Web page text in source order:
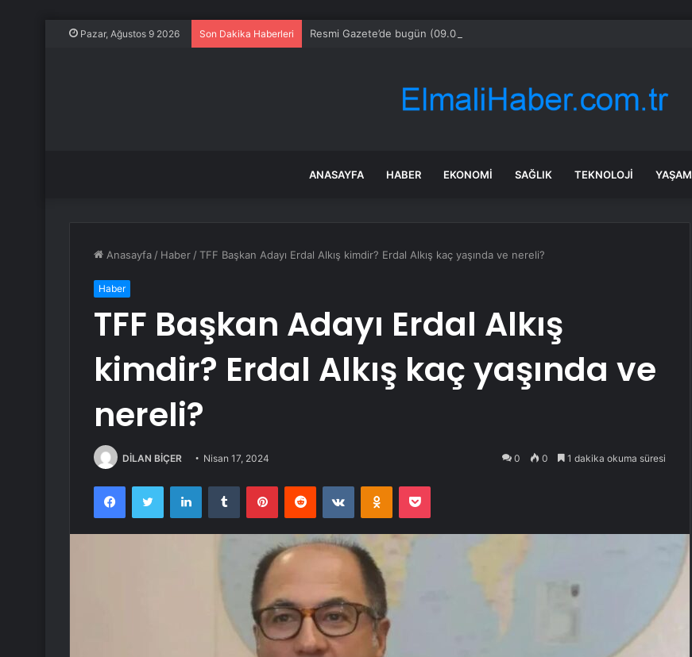
Pazar, Ağustos 9 2026 Son Dakika Haberleri Resmi Gazete’de bugün (09.08.2026)
ANASAYFA HABER EKONOMI SAĞLIK TEKNOLOJI YAŞAM
Anasayfa / Haber /TFF Başkan Adayı Erdal Alkış kimdir? Erdal Alkış kaç yaşında ve nereli?
Haber
TFF Başkan Adayı Erdal Alkış
kimdir? Erdal Alkış kaç yaşında ve
nereli?
DİLAN BİÇER Nisan 17, 2024 0 0 1 dakika okuma süresi
FacebookTwitter LinkedInTumblr PinterestReddit VKontakteOdnoklassniki
Pocket